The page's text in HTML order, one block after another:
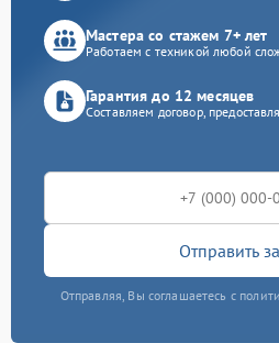
Мастера со стажем 7+ лет
Работаем с техникой любой
Гарантия до 12 месяцев
Составляем договор,
Отправить
Отправляя, Вы соглашаетесь с